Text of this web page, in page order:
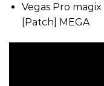
Vegas Pro
[Patch] MEGA